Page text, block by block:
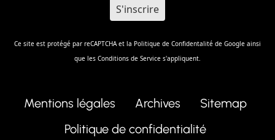
Ce site est protégé par reCAPTCHA et la Politique de Confidentalité de Google ainsi
que les Conditions de Service s'appliquent.
Mentions légales Archives
Sitemap
Politique de confidentialité